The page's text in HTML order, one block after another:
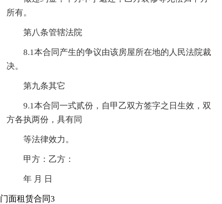
所有。
第八条管辖法院
8.1本合同产生的争议由该房屋所在地的人民法院裁
决。
第九条其它
9.1本合同一式贰份，自甲乙双方签字之日生效，双
方各执两份，具有同
等法律效力。
甲方：乙方：
年 月 日
门面租赁合同3